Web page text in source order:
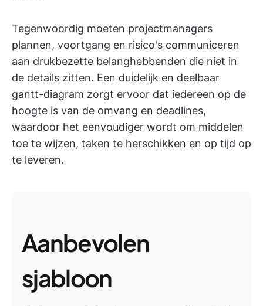
Tegenwoordig moeten projectmanagers
plannen, voortgang en risico's communiceren
aan drukbezette belanghebbenden die niet in
de details zitten. Een duidelijk en deelbaar
gantt-diagram zorgt ervoor dat iedereen op de
hoogte is van de omvang en deadlines,
waardoor het eenvoudiger wordt om middelen
toe te wijzen, taken te herschikken en op tijd op
te leveren.
Aanbevolen
sjabloon